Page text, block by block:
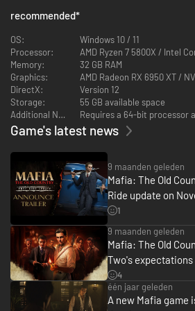
daarbij horen, is een brandende herinnering
Dit spannende verhaal is tot leven gebracht
visuals, filmische storytelling en het authentiek
bekroonde Mafia reeks bekend om staat.
een tijd waarin behendigheid met een stiletto
was, een lupara shotgun met afgezaagde loop
was, moorddadige vendetta's decennia
collectierondes maakten te voet, te paard of
klassieke auto's.
De ongepolijste schoonheid van het
staat in schril contrast met de kille,
recommended*
OS:
Windows 10 / 11
Processor:
AMD Ryzen 7 5800X / Intel
Memory:
32 GB RAM
Graphics:
AMD Radeon RX 6950 XT /
DirectX:
Version 12
Storage:
55 GB available space
Additional Notes:
Game's latest news
9 maanden geleden
Mafia: The Old
Ride update on
1
9 maanden geleden
Mafia: The Old
Two's expectations
4
één jaar geleden
A new Mafia game